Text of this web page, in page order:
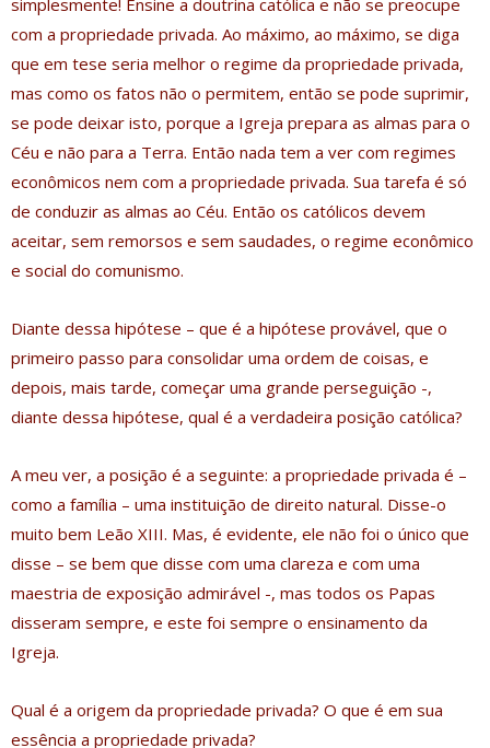
com a propriedade privada. Ao máximo, ao máximo, se diga
que em tese seria melhor o regime da propriedade privada,
mas como os fatos não o permitem, então se pode suprimir,
se pode deixar isto, porque a Igreja prepara as almas para o
Céu e não para a Terra. Então nada tem a ver com regimes
econômicos nem com a propriedade privada. Sua tarefa é só
de conduzir as almas ao Céu. Então os católicos devem
aceitar, sem remorsos e sem saudades, o regime econômico
e social do comunismo.
Diante dessa hipótese – que é a hipótese provável, que o
primeiro passo para consolidar uma ordem de coisas, e
depois, mais tarde, começar uma grande perseguição -,
diante dessa hipótese, qual é a verdadeira posição católica?
A meu ver, a posição é a seguinte: a propriedade privada é –
como a família – uma instituição de direito natural. Disse-o
muito bem Leão XIII. Mas, é evidente, ele não foi o único que
disse – se bem que disse com uma clareza e com uma
maestria de exposição admirável -, mas todos os Papas
disseram sempre, e este foi sempre o ensinamento da
Igreja.
Qual é a origem da propriedade privada? O que é em sua
essência a propriedade privada?